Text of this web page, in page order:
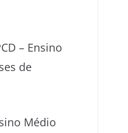
– Ensino
de
Médio